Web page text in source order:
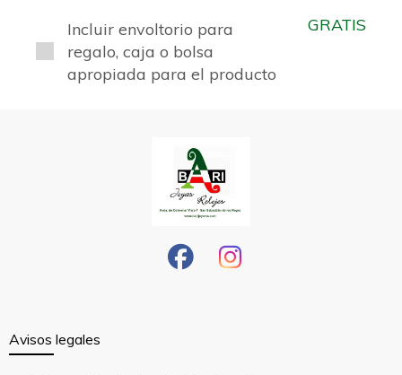
Incluir envoltorio para
regalo, caja o bolsa
apropiada para el producto
GRATIS
Avisos legales